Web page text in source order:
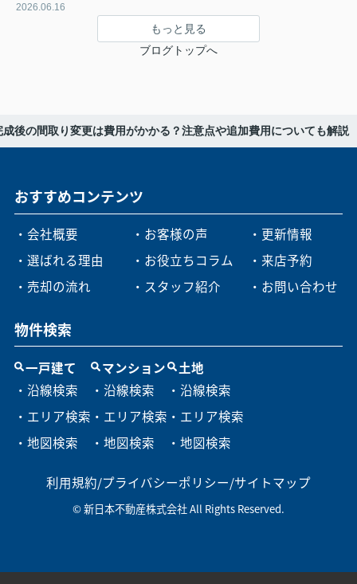
2026.06.16
もっと見る
ブログトップへ
成後の間取り変更は費用がかかる？注意点や追加費用についても解説
おすすめコンテンツ
・会社概要
・選ばれる理由
・売却の流れ
・お客様の声
・お役立ちコラム
・スタッフ紹介
・更新情報
・来店予約
・お問い合わせ
物件検索
一戸建て
・沿線検索
・エリア検索
・地図検索
マンション
・沿線検索
・エリア検索
・地図検索
土地
・沿線検索
・エリア検索
・地図検索
利用規約/プライバシーポリシー/サイトマップ
© 新日本不動産株式会社 All Rights Reserved.